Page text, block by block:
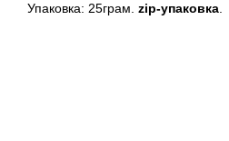
Упаковка: 25грам. zip-упаковка